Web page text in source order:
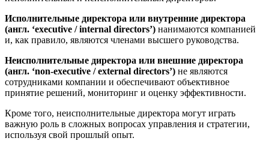
Исполнительные директора или внутренние директора
(англ. ‘executive / internal directors’) нанимаются компанией
и, как правило, являются членами высшего руководства.
Неисполнительные директора или внешние директора
(англ. ‘non-executive / external directors’) не являются
сотрудниками компании и обеспечивают объективное
принятие решений, мониторинг и оценку эффективности.
Кроме того, неисполнительные директора могут играть
важную роль в сложных вопросах управления и стратегии,
используя свой прошлый опыт.